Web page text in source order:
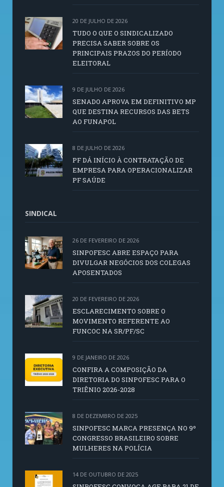
20 DE JULHO DE 2026
TUDO O QUE O SINDICALIZADO
PRECISA SABER SOBRE OS
PRINCIPAIS PRAZOS DO PERÍODO
ELEITORAL
9 DE JULHO DE 2026
SENADO APROVA EM DEFINITIVO MP
QUE DESTINA RECURSOS DAS BETS
AO FUNAPOL
8 DE JULHO DE 2026
PF DÁ INÍCIO À CONTRATAÇÃO DE
EMPRESA PARA OPERACIONALIZAR
PF SAÚDE
SINDICAL
26 DE FEVEREIRO DE 2026
SINPOFESC ABRE ESPAÇO PARA
DIVULGAR NEGÓCIOS DOS COLEGAS
APOSENTADOS
20 DE FEVEREIRO DE 2026
ESCLARECIMENTO SOBRE O
MOVIMENTO REFERENTE AO
FUNCOC NA SR/PF/SC
9 DE JANEIRO DE 2026
CONFIRA A COMPOSIÇÃO DA
DIRETORIA DO SINPOFESC PARA O
TRIÊNIO 2026-2028
8 DE DEZEMBRO DE 2025
SINPOFESC MARCA PRESENÇA NO 9º
CONGRESSO BRASILEIRO SOBRE
MULHERES NA POLÍCIA
14 DE OUTUBRO DE 2025